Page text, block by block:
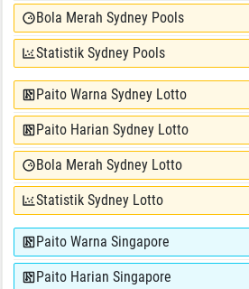
Bola Merah Sydney Pools
Statistik Sydney Pools
Paito Warna Sydney Lotto
Paito Harian Sydney Lotto
Bola Merah Sydney Lotto
Statistik Sydney Lotto
Paito Warna Singapore
Paito Harian Singapore